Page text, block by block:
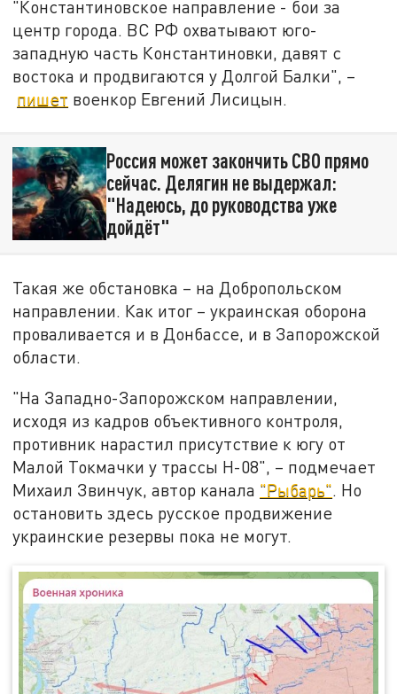
"Константиновское направление - бои за
центр города. ВС РФ охватывают юго-
западную часть Константиновки, давят с
востока и продвигаются у Долгой Балки", –
пишет военкор Евгений Лисицын.
Россия может закончить СВО прямо
сейчас. Делягин не выдержал:
"Надеюсь, до руководства уже
дойдёт"
Такая же обстановка – на Добропольском
направлении. Как итог – украинская оборона
проваливается и в Донбассе, и в Запорожской
области.
"На Западно-Запорожском направлении,
исходя из кадров объективного контроля,
противник нарастил присутствие к югу от
Малой Токмачки у трассы Н-08", – подмечает
Михаил Звинчук, автор канала "Рыбарь". Но
остановить здесь русское продвижение
украинские резервы пока не могут.